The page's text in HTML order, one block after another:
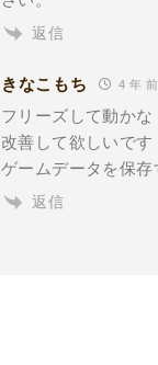
返信
きなこもち 4 年
フリーズして動か
改善して欲しいです
ゲームデータを保存
返信